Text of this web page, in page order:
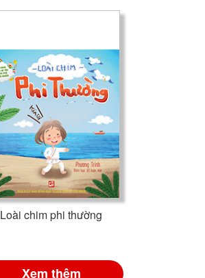
Loài chim phi thường
Xem thêm